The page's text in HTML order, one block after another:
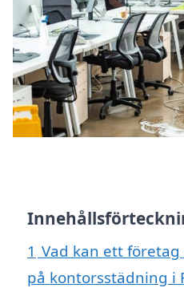
1 Vad kan ett
på kontorsstädning i